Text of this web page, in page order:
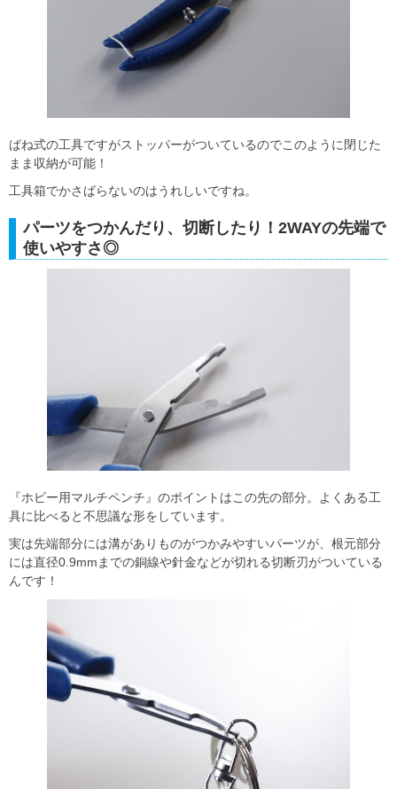
ばね式の工具ですがストッパーがついているのでこのように閉じた
まま収納が可能！
工具箱でかさばらないのはうれしいですね。
パーツをつかんだり、切断したり！2WAYの先端で
使いやすさ◎
『ホビー用マルチペンチ』のポイントはこの先の部分。よくある工
具に比べると不思議な形をしています。
実は先端部分には溝がありものがつかみやすいパーツが、根元部分
には直径0.9mmまでの銅線や針金などが切れる切断刃がついている
んです！